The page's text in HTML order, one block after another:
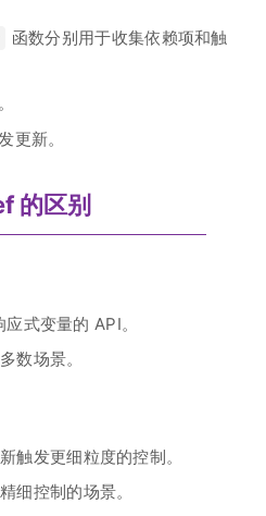
函数分别用于收集依赖项和触
更新。
的区别
式变量的 API。
数场景。
触发更细粒度的控制。
细控制的场景。